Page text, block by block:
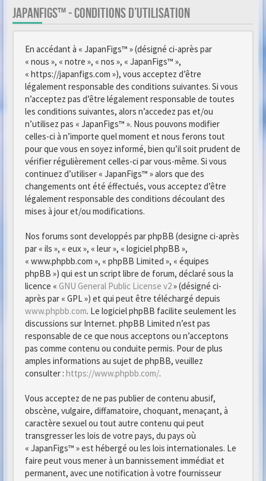
JAPANFIGS™ - CONDITIONS D’UTILISATION
En accédant à « JapanFigs™ » (désigné ci-après par
« nous », « notre », « nos », « JapanFigs™ »,
« https://japanfigs.com »), vous acceptez d’être
légalement responsable des conditions suivantes. Si vous
n’acceptez pas d’être légalement responsable de toutes
les conditions suivantes, alors n’accedez pas et/ou
n’utilisez pas « JapanFigs™ ». Nous pouvons modifier
celles-ci à n’importe quel moment et nous ferons tout
pour que vous en soyez informé, bien qu’il soit prudent de
vérifier régulièrement celles-ci par vous-même. Si vous
continuez d’utiliser « JapanFigs™ » alors que des
changements ont été éffectués, vous acceptez d’être
légalement responsable des conditions découlant des
mises à jour et/ou modifications.
Nos forums sont developpés par phpBB (designe ci-après
par « ils », « eux », « leur », « logiciel phpBB »,
« www.phpbb.com », « phpBB Limited », « équipes
phpBB ») qui est un script libre de forum, déclaré sous la
licence « GNU General Public License v2» (désigné ci-
après par « GPL ») et qui peut être téléchargé depuis
www.phpbb.com. Le logiciel phpBB facilite seulement les
discussions sur Internet. phpBB Limited n’est pas
responsable de ce que nous acceptons ou n’acceptons
pas comme contenu ou conduite permis. Pour de plus
amples informations au sujet de phpBB, veuillez
consulter : https://www.phpbb.com/.
Vous acceptez de ne pas publier de contenu abusif,
obscène, vulgaire, diffamatoire, choquant, menaçant, à
caractère sexuel ou tout autre contenu qui peut
transgresser les lois de votre pays, du pays où
« JapanFigs™ » est hébergé ou les lois internationales. Le
faire peut vous mener à un bannissement immédiat et
permanent, avec une notification à votre fournisseur